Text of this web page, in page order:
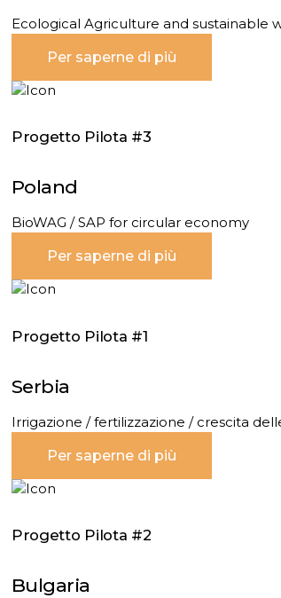
Ecological Agriculture and sustainable
Per saperne di più
Progetto Pilota #3
Poland
BioWAG / SAP for circular economy
Per saperne di più
Progetto Pilota #1
Serbia
Irrigazione / fertilizzazione / crescita
Per saperne di più
Progetto Pilota #2
Bulgaria